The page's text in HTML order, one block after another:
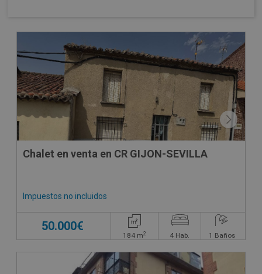
Chalet en venta en CR GIJON-SEVILLA
Impuestos no incluidos
50.000€
184 m2 4 Hab. 1 Baños
CESIÓN DE REMATE